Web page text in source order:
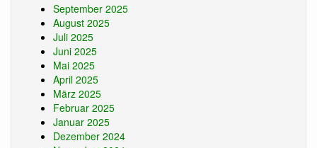
September 2025
August 2025
Juli 2025
Juni 2025
Mai 2025
April 2025
März 2025
Februar 2025
Januar 2025
Dezember 2024